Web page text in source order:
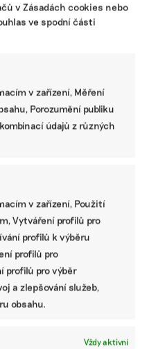
v Zásadách cookies nebo
ve spodní části
v zařízení, Měření
Porozumění publiku
údajů z různých
v zařízení, Použití
Vytváření profilů pro
profilů k výběru
profilů pro
profilů pro výběr
a zlepšování služeb,
obsahu.
Vždy aktivní
našli
na
ráda věci, které
křičí a jsou
trendy, říká
designérka
Petřín